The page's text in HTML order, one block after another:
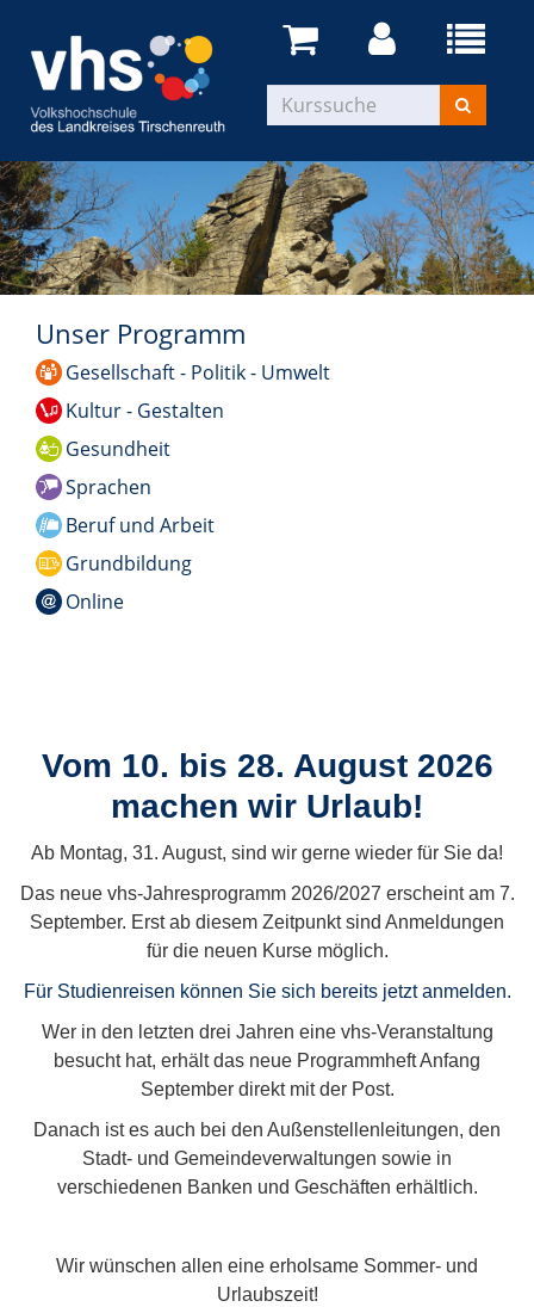
Unser Programm
Gesellschaft - Politik - Umwelt
Kultur - Gestalten
Gesundheit
Sprachen
Beruf und Arbeit
Grundbildung
Online
Vom 10. bis 28. August 2026
machen wir Urlaub!
Ab Montag, 31. August, sind wir gerne wieder für Sie da!
Das neue vhs-Jahresprogramm 2026/2027 erscheint am 7.
September. Erst ab diesem Zeitpunkt sind Anmeldungen
für die neuen Kurse möglich.
Für Studienreisen können Sie sich bereits jetzt anmelden.
Wer in den letzten drei Jahren eine vhs-Veranstaltung
besucht hat, erhält das neue Programmheft Anfang
September direkt mit der Post.
Danach ist es auch bei den Außenstellenleitungen, den
Stadt- und Gemeindeverwaltungen sowie in
verschiedenen Banken und Geschäften erhältlich.
Wir wünschen allen eine erholsame Sommer- und
Urlaubszeit!